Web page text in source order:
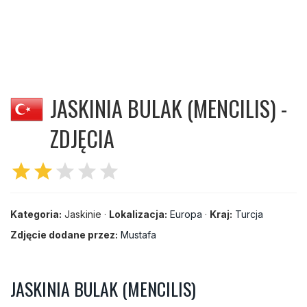
JASKINIA BULAK (MENCILIS) -
ZDJĘCIA
starstar star star star
Kategoria: Jaskinie · Lokalizacja: Europa · Kraj: Turcja
Zdjęcie dodane przez: Mustafa
JASKINIA BULAK (MENCILIS)